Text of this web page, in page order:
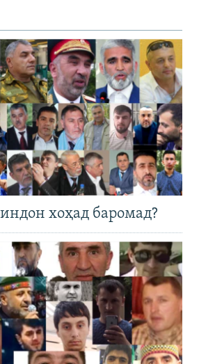
хоҳад баромад?